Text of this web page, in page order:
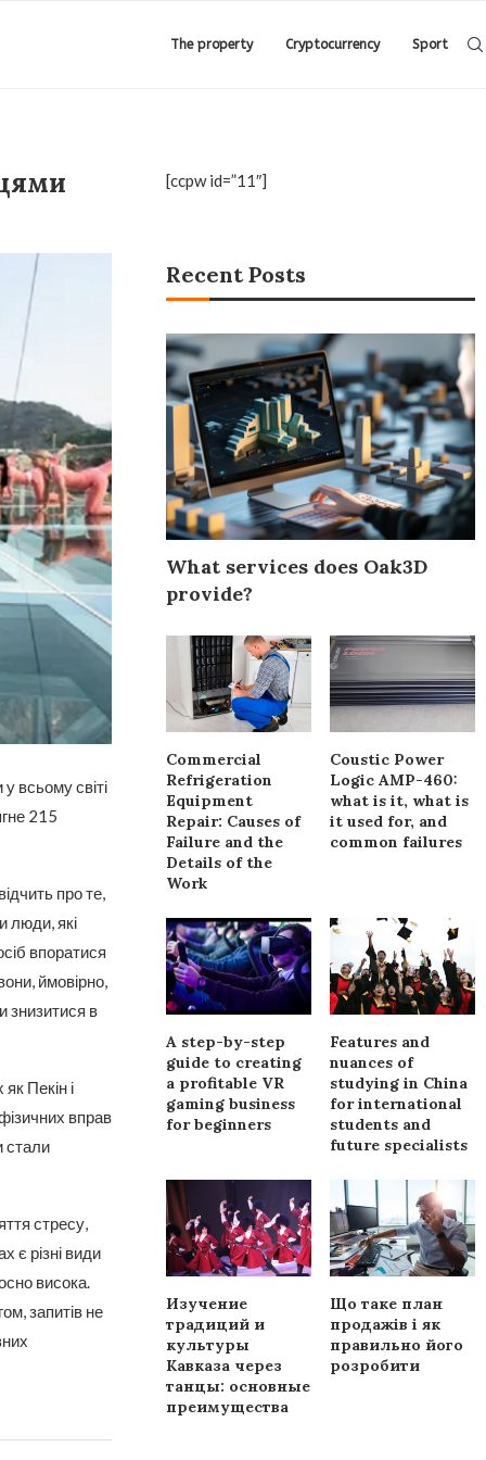
The property Cryptocurrency Sport
всьому світі
215
про те,
люди, які
впоратися
ймовірно,
знизитися в
Пекін і
вправ
стали
стресу,
є різні види
висока.
запитів не
[ccpw id=”11″]
Recent Posts
What services does Oak3D
provide?
Commercial
Refrigeration
Equipment
Repair: Causes of
Failure and the
Details of the
Work
Coustic Power
Logic AMP-460:
what is it, what is
it used for, and
common failures
A step-by-step
guide to creating
a profitable VR
gaming business
for beginners
Features and
nuances of
studying in China
for international
students and
future specialists
Изучение
традиций и
культуры
Кавказа через
танцы: основные
преимущества
Що таке план
продажів і як
правильно його
розробити